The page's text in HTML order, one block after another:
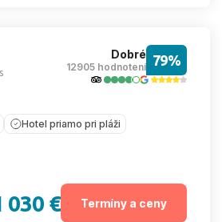
Dobré
12905 hodnotení 79%
Hotel priamo pri pláži
030 € Termíny a ceny